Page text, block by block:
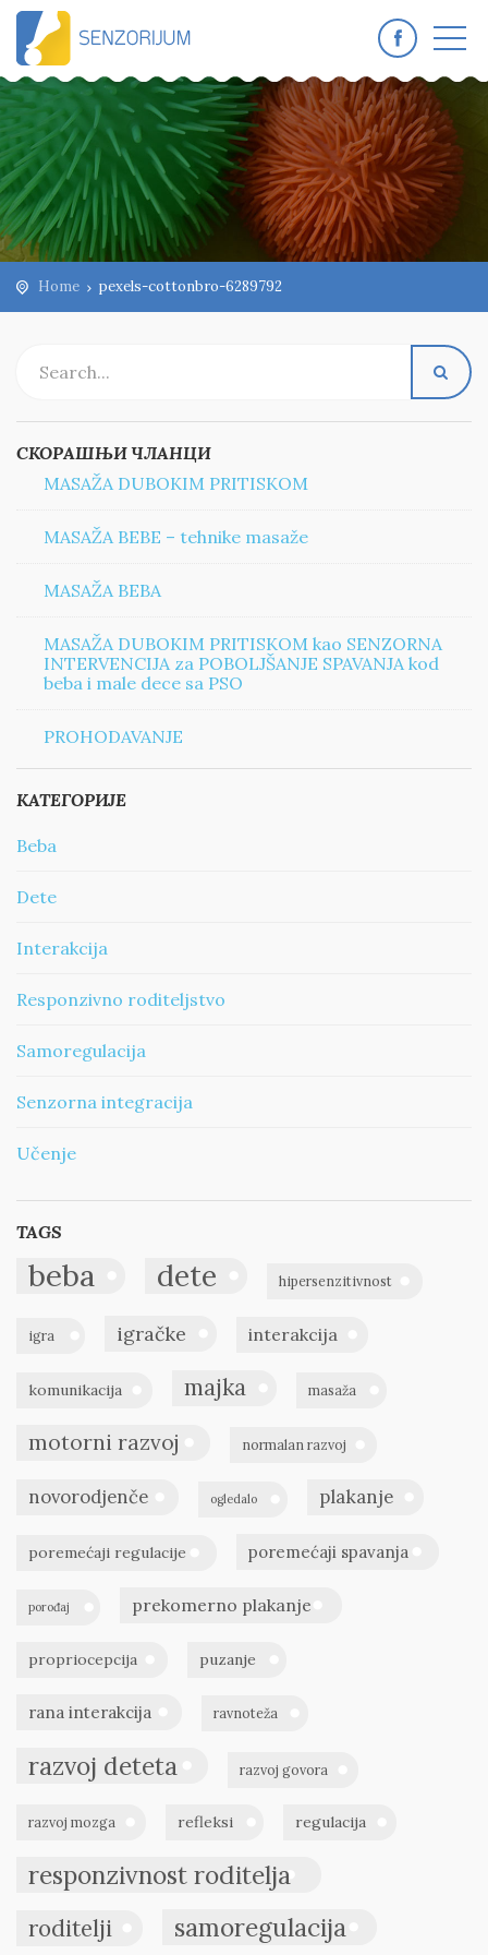
Home pexels-cottonbro-6289792
СКОРАШЊИ ЧЛАНЦИ
MASAŽA DUBOKIM PRITISKOM
MASAŽA BEBE – tehnike masaže
MASAŽA BEBA
MASAŽA DUBOKIM PRITISKOM kao SENZORNA
INTERVENCIJA za POBOLJŠANJE SPAVANJA kod
beba i male dece sa PSO
PROHODAVANJE
КАТЕГОРИЈЕ
Beba
Dete
Interakcija
Responzivno roditeljstvo
Samoregulacija
Senzorna integracija
Učenje
TAGS
beba dete hipersenzitivnost
igra igračke interakcija
komunikacija majka masaža
motorni razvoj normalan razvoj
novorodjenče ogledalo plakanje
poremećaji regulacije poremećaji spavanja
porođaj prekomerno plakanje
propriocepcija puzanje
rana interakcija ravnoteža
razvoj deteta razvoj govora
razvoj mozga refleksi regulacija
responzivnost roditelja
roditelji samoregulacija